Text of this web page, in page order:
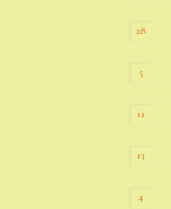
28
5
11
13
4